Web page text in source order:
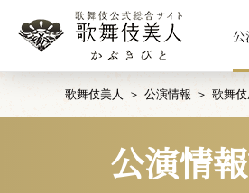
公
歌舞伎美人 公演情報 歌舞
公演情